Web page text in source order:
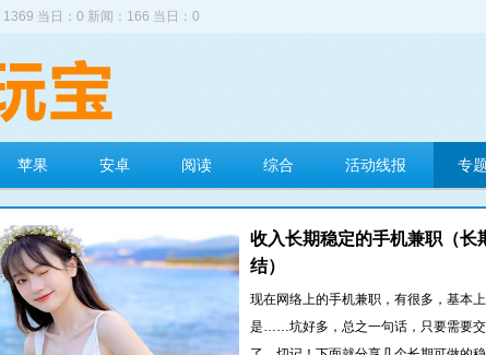
当日：0 新闻：166 当日：0
苹果 安卓 阅读 综合 活动线报 专题
收入长期稳定的手机兼职（长
结）
现在网络上的手机兼职，有很多，基本
是……坑好多，总之一句话，只要需要